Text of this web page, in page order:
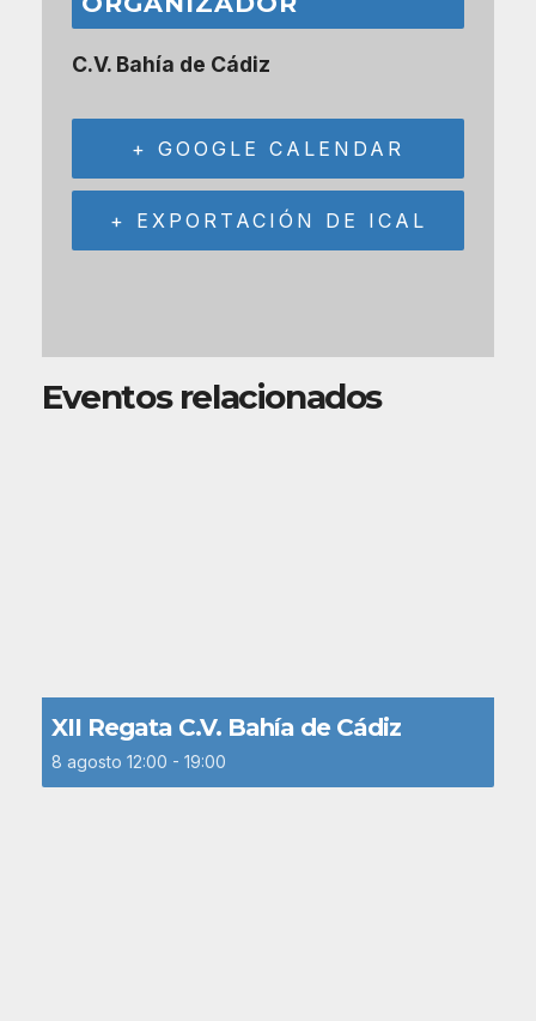
C.V. Bahía de Cádiz
+ GOOGLE CALENDAR
+ EXPORTACIÓN DE ICAL
Eventos relacionados
XII Regata C.V. Bahía de Cádiz
8 agosto 12:00 - 19:00